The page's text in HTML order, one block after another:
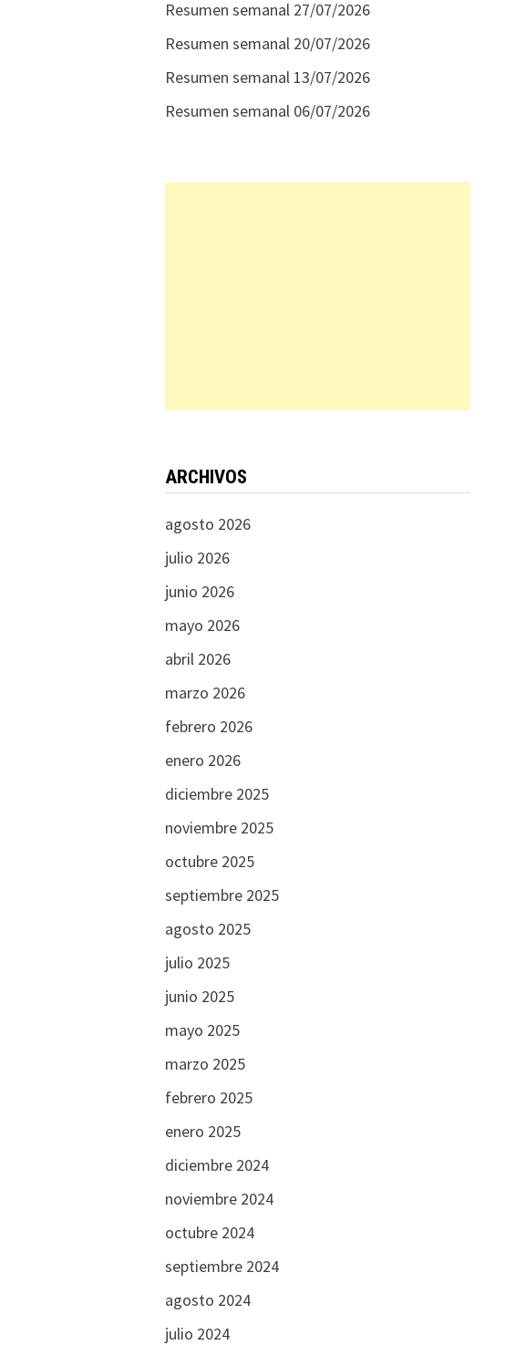
Resumen semanal 27/07/2026
Resumen semanal 20/07/2026
Resumen semanal 13/07/2026
Resumen semanal 06/07/2026
ARCHIVOS
agosto 2026
julio 2026
junio 2026
mayo 2026
abril 2026
marzo 2026
febrero 2026
enero 2026
diciembre 2025
noviembre 2025
octubre 2025
septiembre 2025
agosto 2025
julio 2025
junio 2025
mayo 2025
marzo 2025
febrero 2025
enero 2025
diciembre 2024
noviembre 2024
octubre 2024
septiembre 2024
agosto 2024
julio 2024